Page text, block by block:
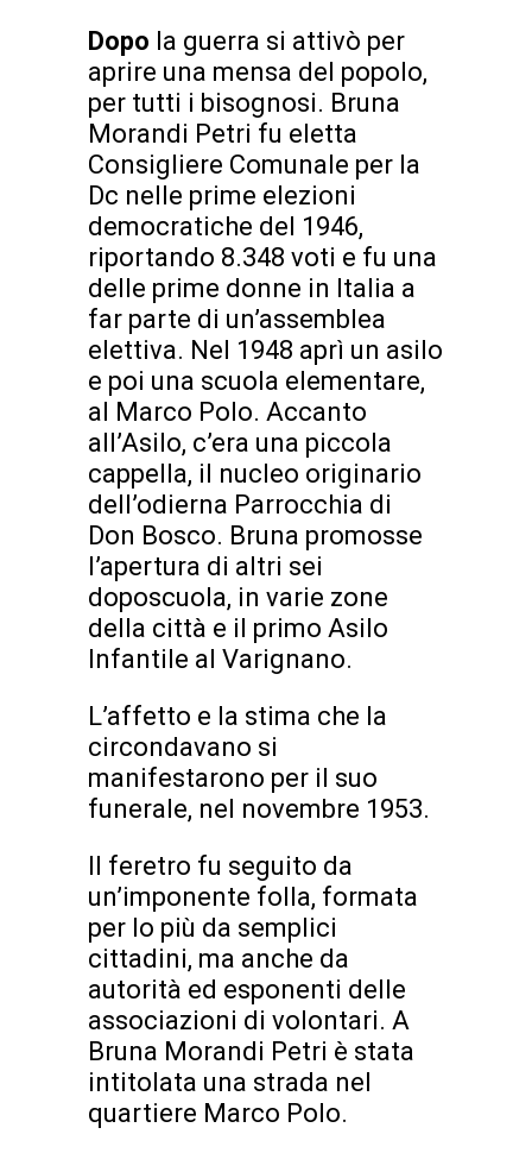
Dopo la guerra si attivò per
aprire una mensa del popolo,
per tutti i bisognosi. Bruna
Morandi Petri fu eletta
Consigliere Comunale per la
Dc nelle prime elezioni
democratiche del 1946,
riportando 8.348 voti e fu una
delle prime donne in Italia a
far parte di un’assemblea
elettiva. Nel 1948 aprì un asilo
e poi una scuola elementare,
al Marco Polo. Accanto
all’Asilo, c’era una piccola
cappella, il nucleo originario
dell’odierna Parrocchia di
Don Bosco. Bruna promosse
l’apertura di altri sei
doposcuola, in varie zone
della città e il primo Asilo
Infantile al Varignano.
L’affetto e la stima che la
circondavano si
manifestarono per il suo
funerale, nel novembre 1953.
Il feretro fu seguito da
un’imponente folla, formata
per lo più da semplici
cittadini, ma anche da
autorità ed esponenti delle
associazioni di volontari. A
Bruna Morandi Petri è stata
intitolata una strada nel
quartiere Marco Polo.